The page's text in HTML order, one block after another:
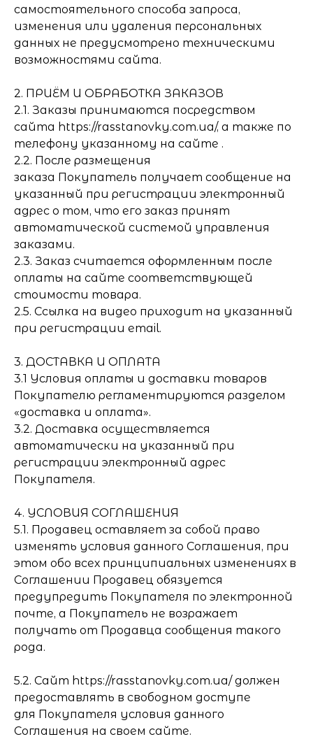
самостоятельного способа запроса,
изменения или удаления персональных
данных не предусмотрено техническими
возможностями сайта.
2. ПРИЁМ И ОБРАБОТКА ЗАКАЗОВ
2.1. Заказы принимаются посредством
сайта https://rasstanovky.com.ua/, а также по
телефону указанному на сайте .
2.2. После размещения
заказа Покупатель получает сообщение на
указанный при регистрации электронный
адрес о том, что его заказ принят
автоматической системой управления
заказами.
2.3. Заказ считается оформленным после
оплаты на сайте соответствующей
стоимости товара.
2.5. Ссылка на видео приходит на указанный
при регистрации email.
3. ДОСТАВКА И ОПЛАТА
3.1 Условия оплаты и доставки товаров
Покупателю регламентируются разделом
«доставка и оплата».
3.2. Доставка осуществляется
автоматически на указанный при
регистрации электронный адрес
Покупателя.
4. УСЛОВИЯ СОГЛАШЕНИЯ
5.1. Продавец оставляет за собой право
изменять условия данного Соглашения, при
этом обо всех принципиальных изменениях в
Соглашении Продавец обязуется
предупредить Покупателя по электронной
почте, а Покупатель не возражает
получать от Продавца сообщения такого
рода.
5.2. Сайт https://rasstanovky.com.ua/ должен
предоставлять в свободном доступе
для Покупателя условия данного
Соглашения на своем сайте.